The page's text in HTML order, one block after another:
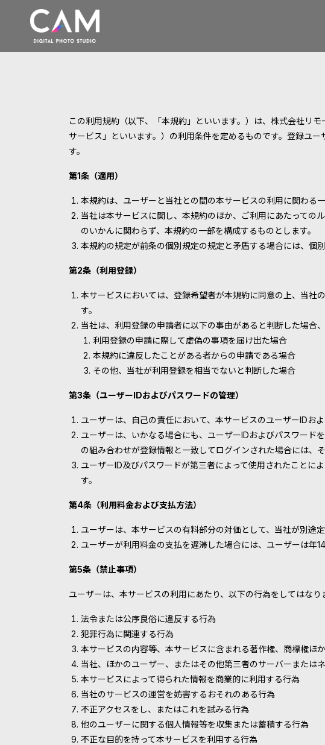
この利用規約（以下、「本規約」といいます。）は、株式会社リ
サービス」といいます。）の利用条件を定めるものです。登録ユ
す。
第1条（適用）
本規約は、ユーザーと当社との間の本サービスの利用に関わる
当社は本サービスに関し、本規約のほか、ご利用にあたっての
のいかんに関わらず、本規約の一部を構成するものとします。
本規約の規定が前条の個別規定の規定と矛盾する場合には、個
第2条（利用登録）
本サービスにおいては、登録希望者が本規約に同意の上、当社
す。
当社は、利用登録の申請者に以下の事由があると判断した場合
利用登録の申請に際して虚偽の事項を届け出た場合
本規約に違反したことがある者からの申請である場合
その他、当社が利用登録を相当でないと判断した場合
第3条（ユーザーIDおよびパスワードの管理）
ユーザーは、自己の責任において、本サービスのユーザーIDお
ユーザーは、いかなる場合にも、ユーザーIDおよびパスワード
の組み合わせが登録情報と一致してログインされた場合には、
ユーザーID及びパスワードが第三者によって使用されたことに
す。
第4条（利用料金および支払方法）
ユーザーは、本サービスの有料部分の対価として、当社が別途
ユーザーが利用料金の支払を遅滞した場合には、ユーザーは年
第5条（禁止事項）
ユーザーは、本サービスの利用にあたり、以下の行為をしてはなり
法令または公序良俗に違反する行為
犯罪行為に関連する行為
本サービスの内容等、本サービスに含まれる著作権、商標権ほ
当社、ほかのユーザー、またはその他第三者のサーバーまたは
本サービスによって得られた情報を商業的に利用する行為
当社のサービスの運営を妨害するおそれのある行為
不正アクセスをし、またはこれを試みる行為
他のユーザーに関する個人情報等を収集または蓄積する行為
不正な目的を持って本サービスを利用する行為